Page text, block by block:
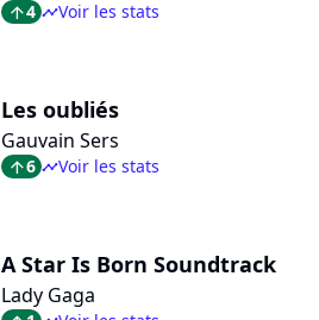
arrow_top4 timelineVoir les stats
Les oubliés
Gauvain Sers
arrow_top6 timelineVoir les stats
A Star Is Born Soundtrack
Lady Gaga